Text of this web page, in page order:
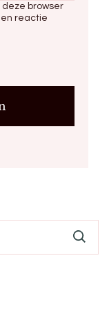
deze browser
reactie